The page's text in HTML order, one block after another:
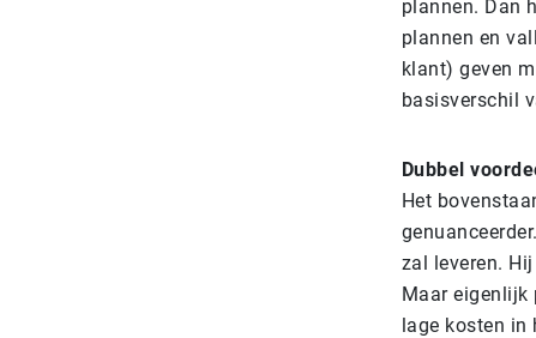
plannen. Dan
plannen en
klant) geven
basisverschil
Dubbel
Het
zal leveren.
Maar eigenlijk
lage kosten in